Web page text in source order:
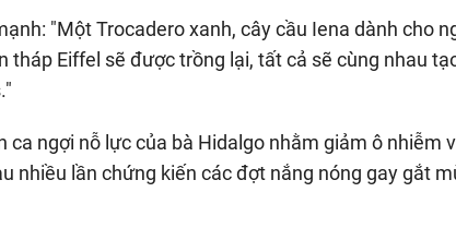
"Một Trocadero xanh, cây cầu Iena dành cho
tháp Eiffel sẽ được trồng lại, tất cả sẽ cùng nhau
ca ngợi nỗ lực của bà Hidalgo nhằm giảm ô nhiễm
nhiều lần chứng kiến các đợt nắng nóng gay gắt